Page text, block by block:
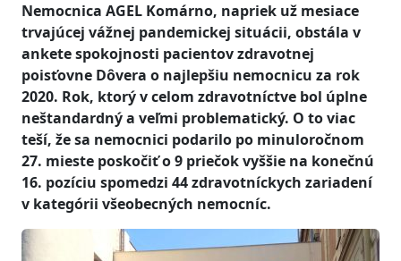
Nemocnica AGEL Komárno, napriek už mesiace
trvajúcej vážnej pandemickej situácii, obstála v
ankete spokojnosti pacientov zdravotnej
poisťovne Dôvera o najlepšiu nemocnicu za rok
2020. Rok, ktorý v celom zdravotníctve bol úplne
neštandardný a veľmi problematický. O to viac
teší, že sa nemocnici podarilo po minuloročnom
27. mieste poskočiť o 9 priečok vyššie na konečnú
16. pozíciu spomedzi 44 zdravotníckych zariadení
v kategórii všeobecných nemocníc.